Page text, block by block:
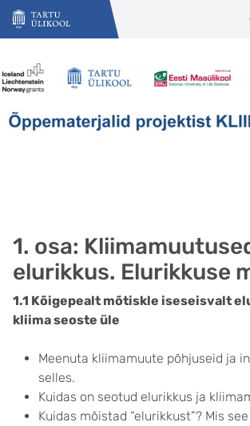
Liigu edasi põhisisu juurde
1. osa:
elurikkus. Elurikkuse
1.1 Kõigepealt mõtiskle iseseisvalt
kliima seoste üle
Meenuta kliimamuute põhjuseid ja
selles.
Kuidas on seotud elurikkus ja
Kuidas mõistad “elurikkust”? Mis